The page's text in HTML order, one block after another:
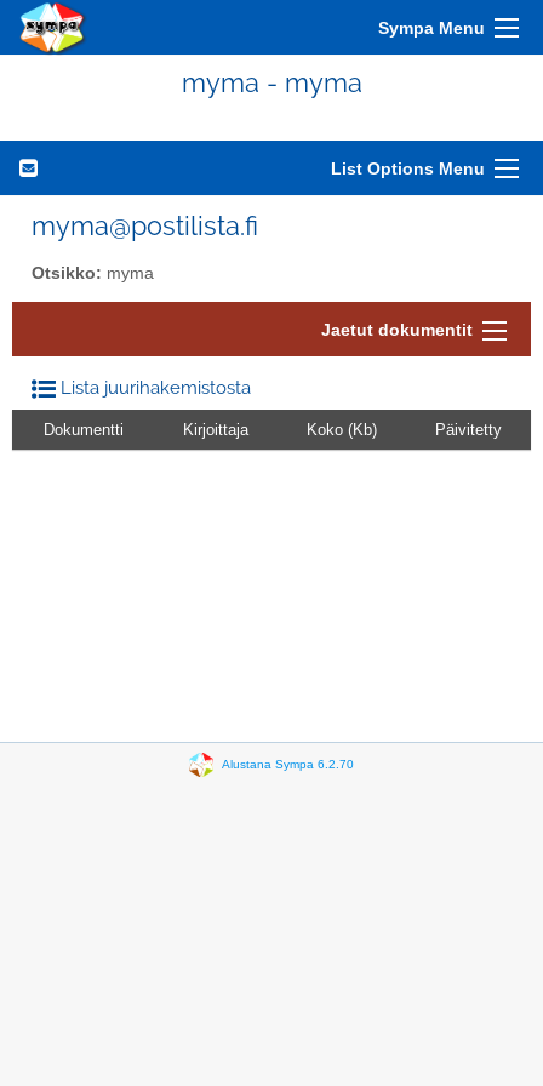
Sympa Menu
myma - myma
List Options Menu
myma@postilista.fi
Otsikko: myma
Jaetut dokumentit
Lista juurihakemistosta
Dokumentti Kirjoittaja Koko (Kb) Päivitetty
Alustana Sympa 6.2.70